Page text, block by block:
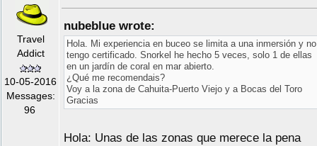
Travel
Addict
10-05-2016
Messages:
96
nubeblue wrote:
Hola. Mi experiencia en buceo se limita a una inmersión y no
tengo certificado. Snorkel he hecho 5 veces, solo 1 de ellas
en un jardín de coral en mar abierto.
¿Qué me recomendais?
Voy a la zona de Cahuita-Puerto Viejo y a Bocas del Toro
Gracias
Hola: Unas de las zonas que merece la pena